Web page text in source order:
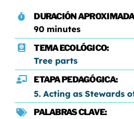
DURACIÓN
90 minutes
TEMA ECOLÓGICO:
Tree parts
ETAPA PEDAGÓGICA:
5. Acting as Stewards
PALABRAS CLAVE: